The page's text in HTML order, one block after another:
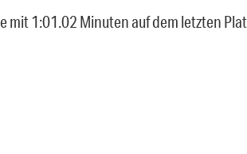
mit 1:01.02 Minuten auf dem letzten